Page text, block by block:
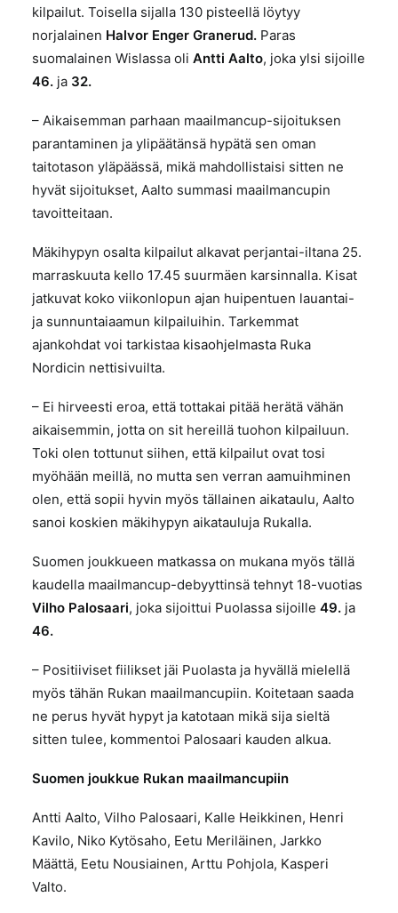
kilpailut. Toisella sijalla 130 pisteellä löytyy
norjalainen Halvor Enger Granerud. Paras
suomalainen Wislassa oli Antti Aalto, joka ylsi sijoille
46. ja 32.
– Aikaisemman parhaan maailmancup-sijoituksen
parantaminen ja ylipäätänsä hypätä sen oman
taitotason yläpäässä, mikä mahdollistaisi sitten ne
hyvät sijoitukset, Aalto summasi maailmancupin
tavoitteitaan.
Mäkihypyn osalta kilpailut alkavat perjantai-iltana 25.
marraskuuta kello 17.45 suurmäen karsinnalla. Kisat
jatkuvat koko viikonlopun ajan huipentuen lauantai-
ja sunnuntaiaamun kilpailuihin. Tarkemmat
ajankohdat voi tarkistaa kisaohjelmasta Ruka
Nordicin nettisivuilta.
– Ei hirveesti eroa, että tottakai pitää herätä vähän
aikaisemmin, jotta on sit hereillä tuohon kilpailuun.
Toki olen tottunut siihen, että kilpailut ovat tosi
myöhään meillä, no mutta sen verran aamuihminen
olen, että sopii hyvin myös tällainen aikataulu, Aalto
sanoi koskien mäkihypyn aikatauluja Rukalla.
Suomen joukkueen matkassa on mukana myös tällä
kaudella maailmancup-debyyttinsä tehnyt 18-vuotias
Vilho Palosaari, joka sijoittui Puolassa sijoille 49. ja
46.
– Positiiviset fiilikset jäi Puolasta ja hyvällä mielellä
myös tähän Rukan maailmancupiin. Koitetaan saada
ne perus hyvät hypyt ja katotaan mikä sija sieltä
sitten tulee, kommentoi Palosaari kauden alkua.
Suomen joukkue Rukan maailmancupiin
Antti Aalto, Vilho Palosaari, Kalle Heikkinen, Henri
Kavilo, Niko Kytösaho, Eetu Meriläinen, Jarkko
Määttä, Eetu Nousiainen, Arttu Pohjola, Kasperi
Valto.